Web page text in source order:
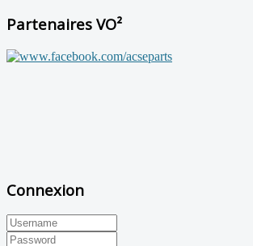
Partenaires VO²
Connexion